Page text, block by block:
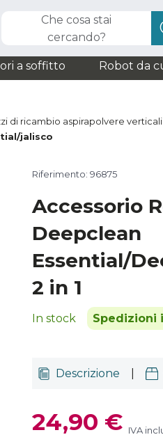
Che cosa stai
cercando?
a soffitto Robot da
di ricambio aspirapolvere verticali
jalisco
Riferimento: 96875
Accessorio
Deepclean
Essential/
2 in 1
In stock Spedizioni
Descrizione
24,90 € IVA